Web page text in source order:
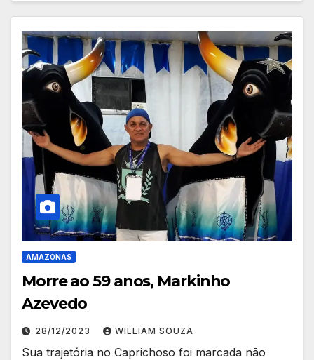
AMAZONAS
Morre ao 59 anos, Markinho
Azevedo
28/12/2023 WILLIAM SOUZA
Sua trajetória no Caprichoso foi marcada não